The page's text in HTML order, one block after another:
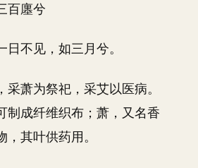
百廛兮
不见，如三月兮。
采萧为祭祀，采艾以医病。
制成纤维织布；萧，又名香
其叶供药用。